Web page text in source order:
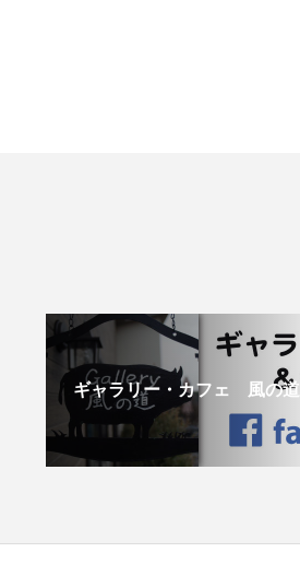
ギャラリー・カフェ 風の道